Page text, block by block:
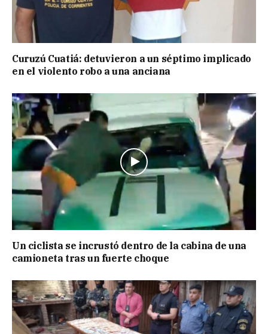
Curuzú Cuatiá: detuvieron a un séptimo implicado
en el violento robo a una anciana
Un ciclista se incrustó dentro de la cabina de una
camioneta tras un fuerte choque